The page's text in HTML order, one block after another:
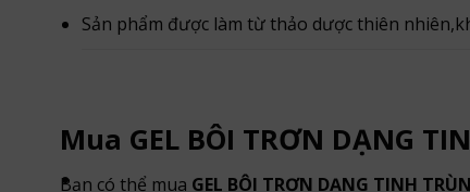
Sản phẩm được làm từ thảo dược thiên
Mua GEL BÔI TRƠN DẠNG
Bạn có thể mua GEL BÔI TRƠN DẠNG TINH